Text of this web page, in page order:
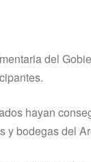
del
hayan
y bodegas del